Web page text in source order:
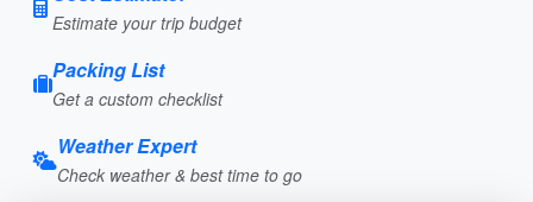
Estimate your trip budget
Packing List
Get a custom checklist
Weather Expert
Check weather & best time to go